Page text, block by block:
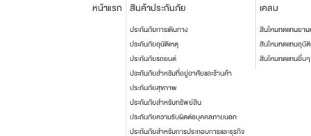
หน้าแรก สินค้าประกันภัย
ประกันภัยการเดินทาง
ประกันภัยอุบัติเหตุ
ประกันภัยรถยนต์
ประกันภัยสำหรับที่อยู่อาศัยและร้านค้า
ประกันภัยสุขภาพ
ประกันภัยสำหรับทรัพย์สิน
ประกันภัยความรับผิดต่อบุคคลภายนอก
ประกันภัยสำหรับการประกอบการและธุรกิจ
เคลม
สินไหมทดแทนยา
สินไหมทดแทนอุบั
สินไหมทดแทนอื่นๆ